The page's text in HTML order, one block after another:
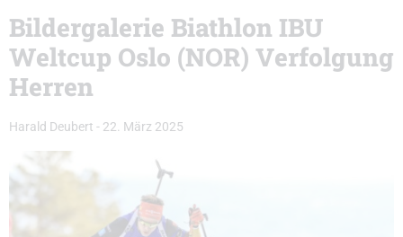
Bildergalerie Biathlon IBU
Weltcup Oslo (NOR) Verfolgung
Herren
Harald Deubert - 22. März 2025